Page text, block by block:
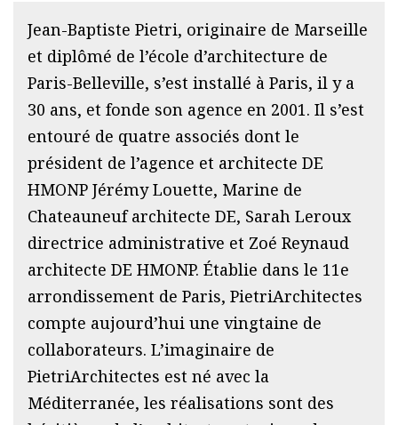
Jean-Baptiste Pietri, originaire de Marseille
et diplômé de l’école d’architecture de
Paris-Belleville, s’est installé à Paris, il y a
30 ans, et fonde son agence en 2001. Il s’est
entouré de quatre associés dont le
président de l’agence et architecte DE
HMONP Jérémy Louette, Marine de
Chateauneuf architecte DE, Sarah Leroux
directrice administrative et Zoé Reynaud
architecte DE HMONP. Établie dans le 11e
arrondissement de Paris, PietriArchitectes
compte aujourd’hui une vingtaine de
collaborateurs. L’imaginaire de
PietriArchitectes est né avec la
Méditerranée, les réalisations sont des